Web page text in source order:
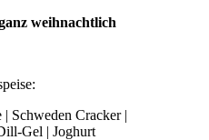
weihnachtlich
Schweden Cracker |
Gel | Joghurt